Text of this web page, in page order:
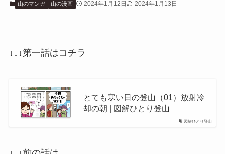
山のマンガ 山の漫画 2024年1月12日 2024年1月13日
↓↓↓第一話はコチラ
図解ひとり登山
とても寒い日の登山（01）放射冷
却の朝 | 図解ひとり登山